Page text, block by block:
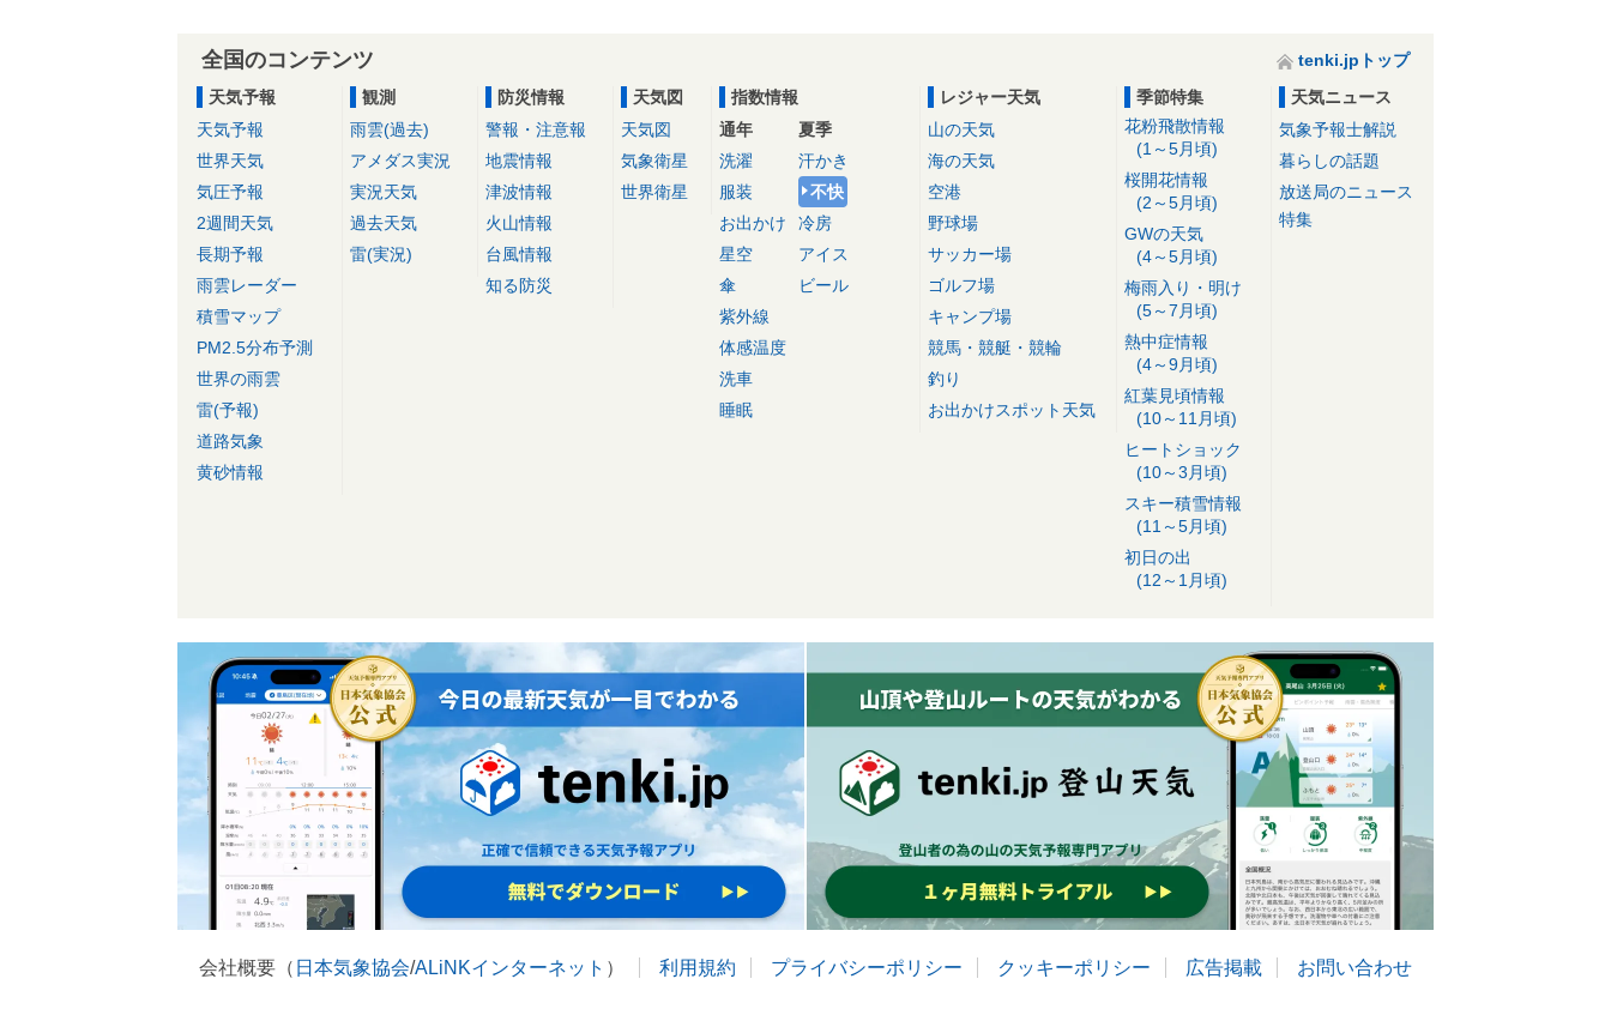
全国のコンテンツ
tenki.jpトップ
天気予報
天気予報
世界天気
気圧予報
2週間天気
長期予報
雨雲レーダー
積雪マップ
PM2.5分布予測
世界の雨雲
雷(予報)
道路気象
黄砂情報
観測
雨雲(過去)
アメダス実況
実況天気
過去天気
雷(実況)
防災情報
警報・注意報
地震情報
津波情報
火山情報
台風情報
知る防災
天気図
天気図
気象衛星
世界衛星
指数情報
通年
洗濯
服装
お出かけ
星空
傘
紫外線
体感温度
洗車
睡眠
夏季
汗かき
不快
冷房
アイス
ビール
レジャー天気
山の天気
海の天気
空港
野球場
サッカー場
ゴルフ場
キャンプ場
競馬・競艇・競輪
釣り
お出かけスポット天気
季節特集
花粉飛散情報
(1～5月頃)
桜開花情報
(2～5月頃)
GWの天気
(4～5月頃)
梅雨入り・明け
(5～7月頃)
熱中症情報
(4～9月頃)
紅葉見頃情報
(10～11月頃)
ヒートショック
(10～3月頃)
スキー積雪情報
(11～5月頃)
初日の出
(12～1月頃)
天気ニュース
気象予報士解説
暮らしの話題
放送局のニュース
特集
会社概要（ 日本気象協会/ALiNKインターネット ） 利用規約 プライバシーポリシー クッキーポリシー 広告掲載 お問い合わせ